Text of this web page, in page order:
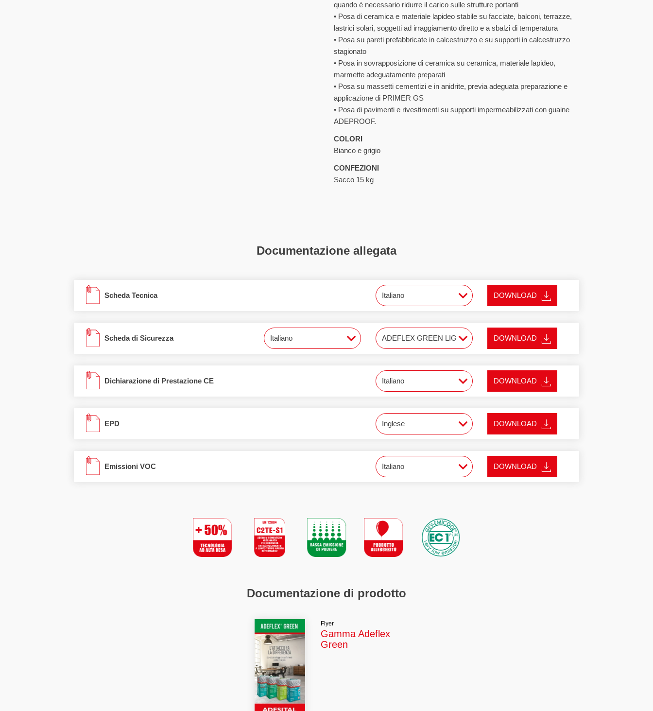
quando è necessario ridurre il carico sulle strutture portanti
• Posa di ceramica e materiale lapideo stabile su facciate, balconi, terrazze,
lastrici solari, soggetti ad irraggiamento diretto e a sbalzi di temperatura
• Posa su pareti prefabbricate in calcestruzzo e su supporti in calcestruzzo
stagionato
• Posa in sovrapposizione di ceramica su ceramica, materiale lapideo,
marmette adeguatamente preparati
• Posa su massetti cementizi e in anidrite, previa adeguata preparazione e
applicazione di PRIMER GS
• Posa di pavimenti e rivestimenti su supporti impermeabilizzati con guaine
ADEPROOF.
COLORI
Bianco e grigio
CONFEZIONI
Sacco 15 kg
Documentazione allegata
Scheda Tecnica DOWNLOAD
Scheda di Sicurezza DOWNLOAD
Dichiarazione di Prestazione CE DOWNLOAD
EPD DOWNLOAD
Emissioni VOC DOWNLOAD
Documentazione di prodotto
Flyer
Gamma Adeflex
Green